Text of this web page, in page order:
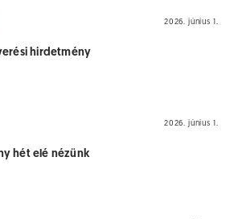
2026. június 1.
hirdetmény
2026. június 1.
hét elé nézünk